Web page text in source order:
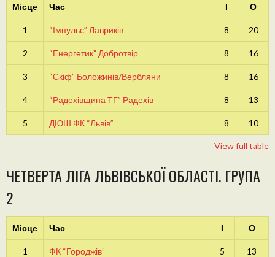
Місце Час І О
1 “Імпульс” Лавриків 8 20
2 “Енергетик” Добротвір 8 16
3 “Скіф” Боложинів/Вербляни 8 16
4 “Радехівщина ТГ” Радехів 8 13
5 ДЮШ ФК “Львів” 8 10
View full table
ЧЕТВЕРТА ЛІГА ЛЬВІВСЬКОЇ ОБЛАСТІ. ГРУПА
2
Місце Час І О
1 ФК “Городжів” 5 13